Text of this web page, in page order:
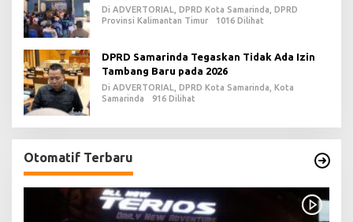
Daerah di PPU
Di ADVERTORIAL, DPRD Kota Samarinda, DPRD
Provinsi Kalimantan Timur
1016 Dilihat
DPRD Samarinda Tegaskan Tidak Ada Izin
Tambang Baru pada 2026
Di ADVERTORIAL, DPRD Kota Samarinda, Kota
Samarinda
916 Dilihat
Otomatif Terbaru